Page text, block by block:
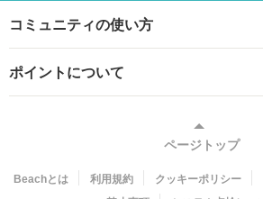
コミュニティの使い方
ポイントについて
ページトップ
Beachとは 利用規約 クッキーポリシー